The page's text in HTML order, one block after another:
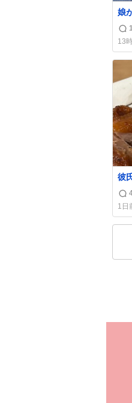
娘
っ
声
旦
っ
痛
返
信
数
13
彼
想
嬉
返
信
数
1日